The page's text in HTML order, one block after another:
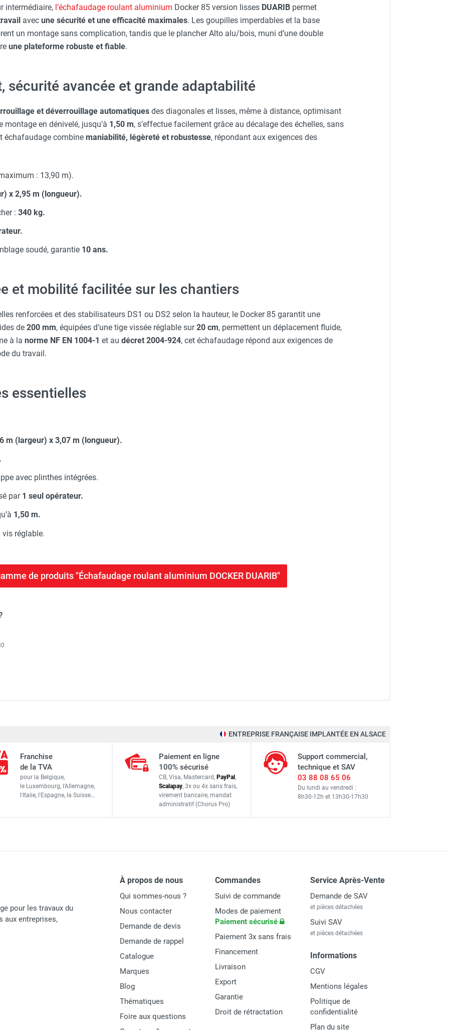
M - HUSQVARNA
intermédiaire, l’échafaudage roulant aluminium Docker 85 version lisses DUARIB permet
avec une sécurité et une efficacité maximales. Les goupilles imperdables et la base
un montage sans complication, tandis que le plancher Alto alu/bois, muni d’une double
une plateforme robuste et fiable.
sécurité avancée et grande adaptabilité
et déverrouillage automatiques des diagonales et lisses, même à distance, optimisant
en dénivelé, jusqu’à 1,50 m, s’effectue facilement grâce au décalage des échelles, sans
échafaudage combine maniabilité, légèreté et robustesse, répondant aux exigences des
: 13,90 m).
x 2,95 m (longueur).
: 340 kg.
soudé, garantie 10 ans.
et mobilité facilitée sur les chantiers
renforcées et des stabilisateurs DS1 ou DS2 selon la hauteur, le Docker 85 garantit une
de 200 mm, équipées d’une tige vissée réglable sur20 cm, permettent un déplacement fluide,
à la norme NF EN 1004-1 et au décret 2004-924, cet échafaudage répond aux exigences de
du travail.
essentielles
m (largeur) x 3,07 m (longueur).
avec plinthes intégrées.
par 1 seul opérateur.
1,50 m.
vis réglable.
de produits "Échafaudage roulant aluminium DOCKER DUARIB"
0,85 m
Longueur : 3,07 m
Largeur : 0,96 m
DOCKER 85 version garde-corps EXMDS - Hauteur de travail : 3,90 m - DUARIB
DOCKER 150 version garde-corps EXMDS - Hauteur de travail : 8,90 m - DUARIB
DOCKER 150 version garde-corps EXMDS - Hauteur de travail : 3,90 m - DUARIB
ENTREPRISE FRANÇAISE IMPLANTÉE EN ALSACE
Franchise
de la TVA
pour la Belgique,
le Luxembourg, l'Allemagne,
l'Italie, l'Espagne, la Suisse…
Paiement en ligne
100% sécurisé
CB, Visa, Mastercard, PayPal,
Scalapay, 3x ou 4x sans frais,
virement bancaire, mandat
administratif (Chorus Pro)
Support commercial,
technique et SAV
03 88 08 65 06
Du lundi au vendredi :
8h30-12h et 13h30-17h30
pour les travaux du
aux entreprises,
À propos de nous
Qui sommes-nous ?
Nous contacter
Demande de devis
Demande de rappel
Catalogue
Marques
Blog
Thématiques
Foire aux questions
Commandes
Suivi de commande
Modes de paiement
Paiement sécurisé
Paiement 3x sans frais
Financement
Livraison
Export
Garantie
Droit de rétractation
Service Après-Vente
Demande de SAV
et pièces détachées
Suivi SAV
et pièces détachées
Informations
CGV
Mentions légales
Politique de
confidentialité
Plan du site